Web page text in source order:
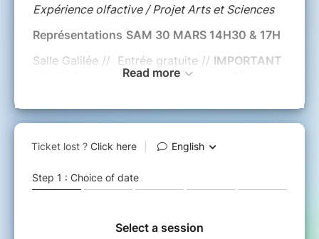
Expérience olfactive / Projet Arts et Sciences
Représentations SAM 30 MARS 14H30 & 17H
Salle Galilée // Entrée gratuite // IMPORTANT
merci de vous présenter 15mn avant la
possibilité de réattribuer les places des
Durée 1H
Une coproduction université de Poitiers, CVEC
et Lieu multiple/EMF
Read more